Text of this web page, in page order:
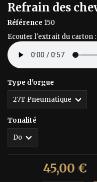
Refrain des
Référence 150
Ecouter l'extrait du carton :
Type d'orgue
Tonalité
45,00 €